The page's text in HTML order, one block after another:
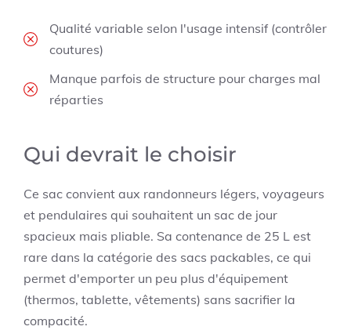
Qualité variable selon l'usage intensif (contrôler
coutures)
Manque parfois de structure pour charges mal
réparties
Qui devrait le choisir
Ce sac convient aux randonneurs légers, voyageurs
et pendulaires qui souhaitent un sac de jour
spacieux mais pliable. Sa contenance de 25 L est
rare dans la catégorie des sacs packables, ce qui
permet d'emporter un peu plus d'équipement
(thermos, tablette, vêtements) sans sacrifier la
compacité.